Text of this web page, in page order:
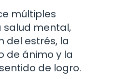
múltiples
salud mental,
del estrés, la
de ánimo y la
de logro.